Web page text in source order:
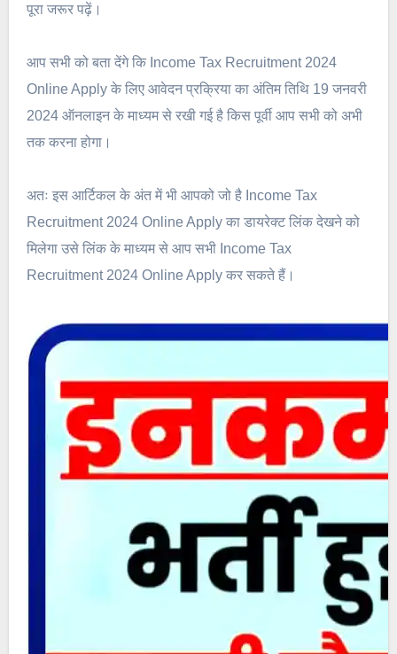
पूरा जरूर पढ़ें।
आप सभी को बता देंगे कि Income Tax Recruitment 2024
Online Apply के लिए आवेदन प्रक्रिया का अंतिम तिथि 19 जनवरी
2024 ऑनलाइन के माध्यम से रखी गई है किस पूर्वी आप सभी को अभी
तक करना होगा।
अतः इस आर्टिकल के अंत में भी आपको जो है Income Tax
Recruitment 2024 Online Apply का डायरेक्ट लिंक देखने को
मिलेगा उसे लिंक के माध्यम से आप सभी Income Tax
Recruitment 2024 Online Apply कर सकते हैं।